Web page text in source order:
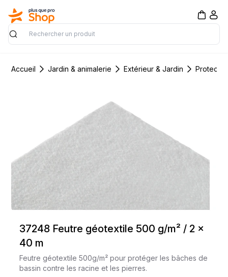
Rechercher
Accueil Jardin & animalerie Extérieur & Jardin
37248 Feutre géotextile 500 g/m² / 2 x
40 m
Feutre géotextile 500g/m² pour protéger les bâches de
bassin contre les racine et les pierres.